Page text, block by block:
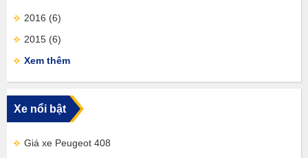
2016 (6)
2015 (6)
Xem thêm
Xe nổi bật
Giá xe Peugeot 408